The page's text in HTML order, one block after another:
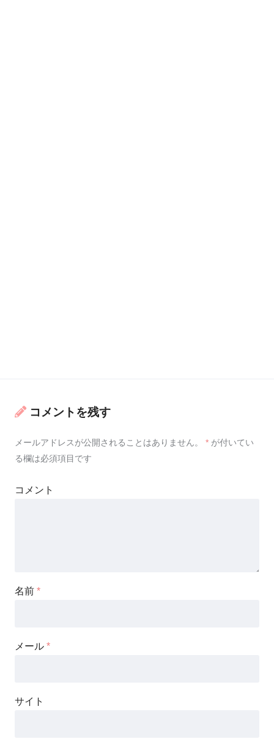
コメントを残す
メールアドレスが公開されることはありません。 * が付いてい
る欄は必須項目です
コメント
名前 *
メール *
サイト